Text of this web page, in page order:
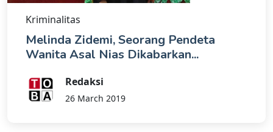
Kriminalitas
Melinda Zidemi, Seorang Pendeta
Wanita Asal Nias Dikabarkan...
Redaksi
26 March 2019